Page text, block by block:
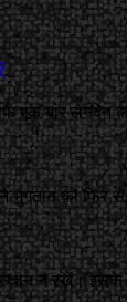
.
एक बार
भुगतान को फिर
स्थान न रखें।